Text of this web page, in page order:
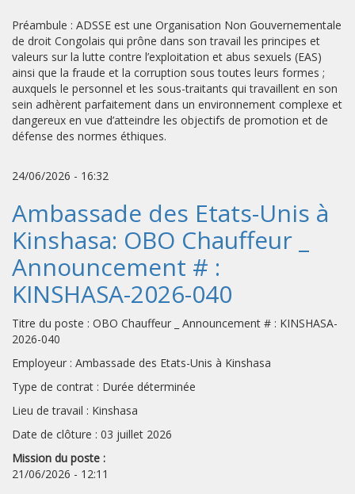
Préambule : ADSSE est une Organisation Non Gouvernementale
de droit Congolais qui prône dans son travail les principes et
valeurs sur la lutte contre l’exploitation et abus sexuels (EAS)
ainsi que la fraude et la corruption sous toutes leurs formes ;
auxquels le personnel et les sous-traitants qui travaillent en son
sein adhèrent parfaitement dans un environnement complexe et
dangereux en vue d’atteindre les objectifs de promotion et de
défense des normes éthiques.
24/06/2026 - 16:32
Ambassade des Etats-Unis à
Kinshasa: OBO Chauffeur _
Announcement # :
KINSHASA-2026-040
Titre du poste : OBO Chauffeur _ Announcement # : KINSHASA-
2026-040
Employeur : Ambassade des Etats-Unis à Kinshasa
Type de contrat : Durée déterminée
Lieu de travail : Kinshasa
Date de clôture : 03 juillet 2026
Mission du poste :
21/06/2026 - 12:11